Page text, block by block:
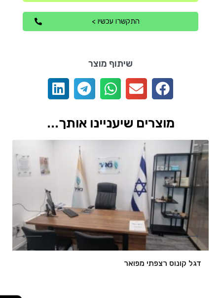
התקשרו עכשיו >
שיתוף מוצר
מוצרים שיעניינו אותך...
דגל קונוס רצפתי מפואר